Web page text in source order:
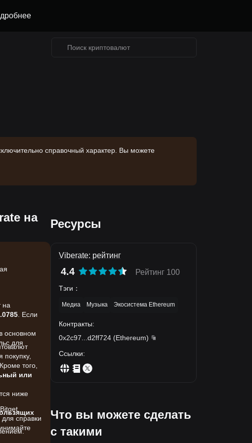
справочный характер. Вы можете
на
на
. Если
основном
для
или
ниже
того,
справки
Ресурсы
Viberate: рейтинг
4.4 Рейтинг 100
Тэги ：
Медиа Музыка Экосистема Ethereum
Контракты:
0x2c97
d2ff724 (Ethereum)
Ссылки:
Что вы можете сделать
с такими